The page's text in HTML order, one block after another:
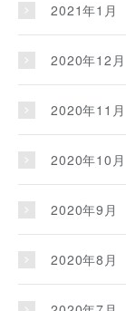
2021年1月
2020年12月
2020年11月
2020年10月
2020年9月
2020年8月